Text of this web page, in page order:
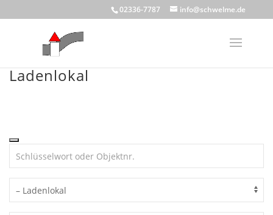
to
02336-7787 info@schwelme.de
Ladenlokal